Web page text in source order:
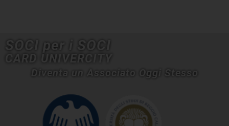
SOCI per i SOCI
CARD UNIVERCITY
Diventa un Associato Oggi Stesso